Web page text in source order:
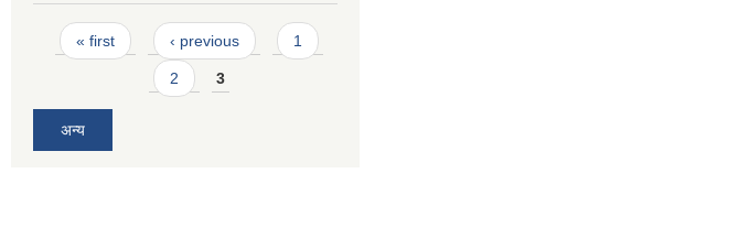
Pages
« first ‹ previous 1
2 3
अन्य